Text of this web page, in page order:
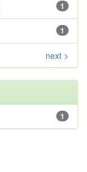
1
1
next >
1